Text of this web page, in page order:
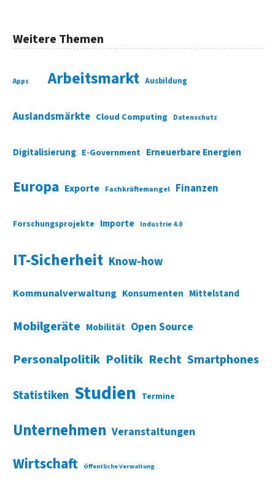
Weitere Themen
Apps Arbeitsmarkt Ausbildung
Auslandsmärkte Cloud Computing Datenschutz
Digitalisierung E-Government Erneuerbare Energien
Europa Exporte Fachkräftemangel Finanzen
Forschungsprojekte Importe Industrie 4.0
IT-Sicherheit Know-how
Kommunalverwaltung Konsumenten Mittelstand
Mobilgeräte Mobilität Open Source
Personalpolitik Politik Recht Smartphones
Statistiken Studien Termine
Unternehmen Veranstaltungen
Wirtschaft Öffentliche Verwaltung